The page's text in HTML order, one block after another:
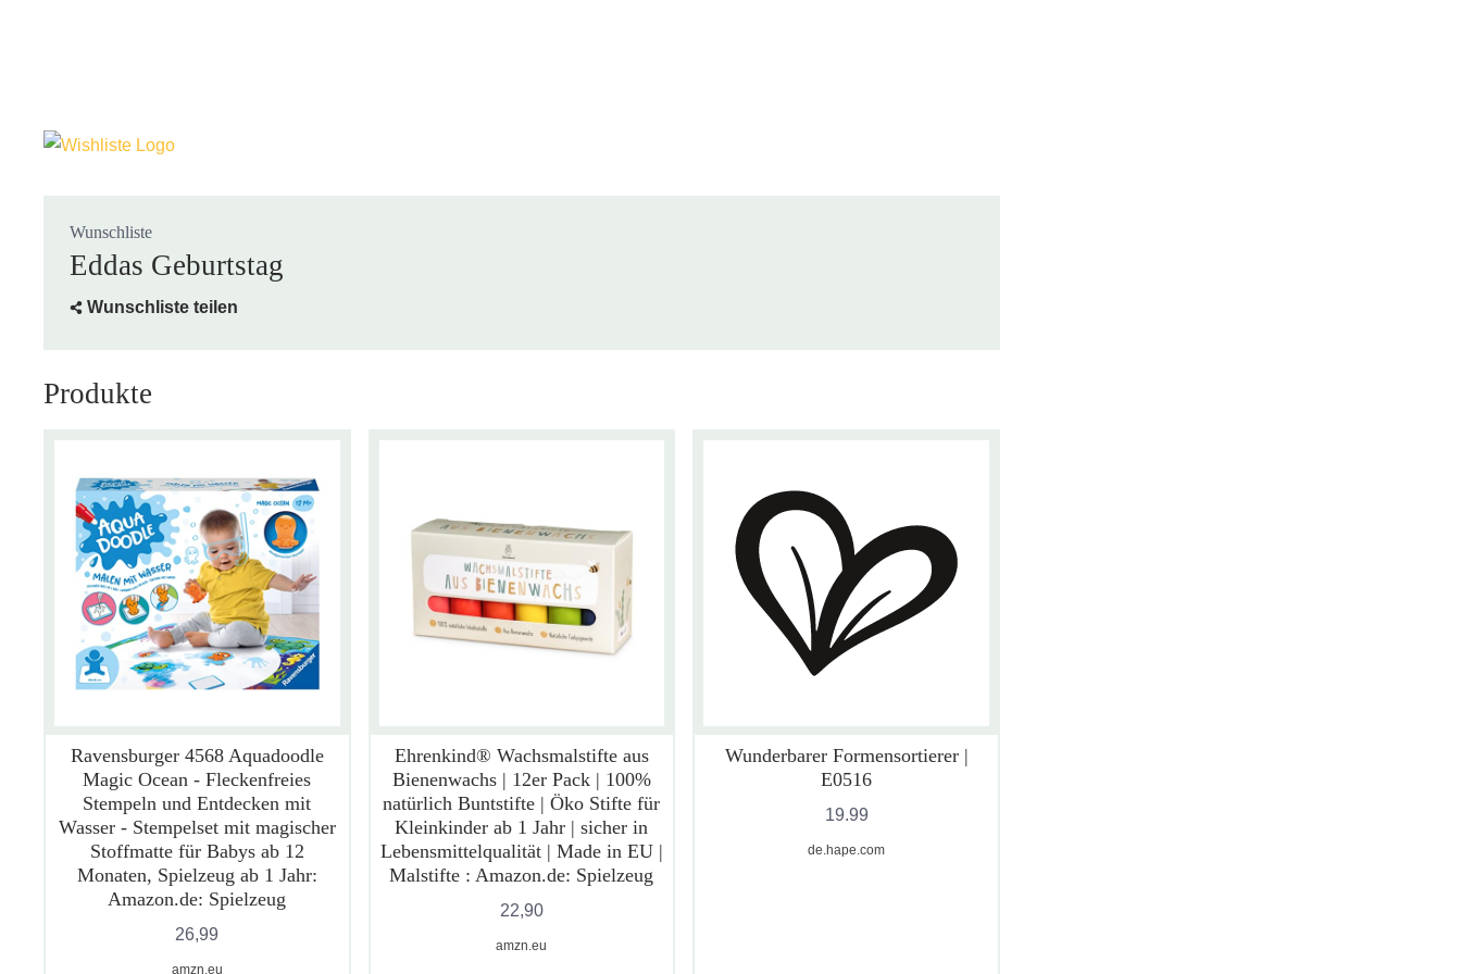
Wunschliste
Eddas Geburtstag
Wunschliste teilen
Produkte
Ravensburger 4568 Aquadoodle
Magic Ocean - Fleckenfreies
Stempeln und Entdecken mit
Wasser - Stempelset mit magischer
Stoffmatte für Babys ab 12
Monaten, Spielzeug ab 1 Jahr:
Amazon.de: Spielzeug
26,99
amzn.eu
Ehrenkind® Wachsmalstifte aus
Bienenwachs | 12er Pack | 100%
natürlich Buntstifte | Öko Stifte für
Kleinkinder ab 1 Jahr | sicher in
Lebensmittelqualität | Made in EU |
Malstifte : Amazon.de: Spielzeug
22,90
amzn.eu
Wunderbarer Formensortierer |
E0516
19.99
de.hape.com